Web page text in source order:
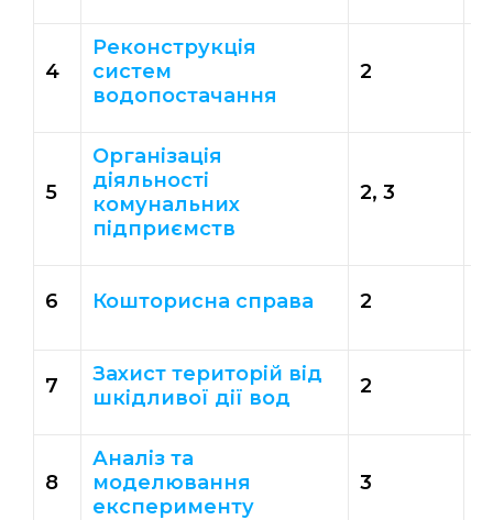
4
Реконструкція
систем
водопостачання
2
5
Організація
діяльності
комунальних
підприємств
2, 3
6 Кошторисна справа 2
7
Захист територій від
шкідливої дії вод
2
8
Аналіз та
моделювання
експерименту
3